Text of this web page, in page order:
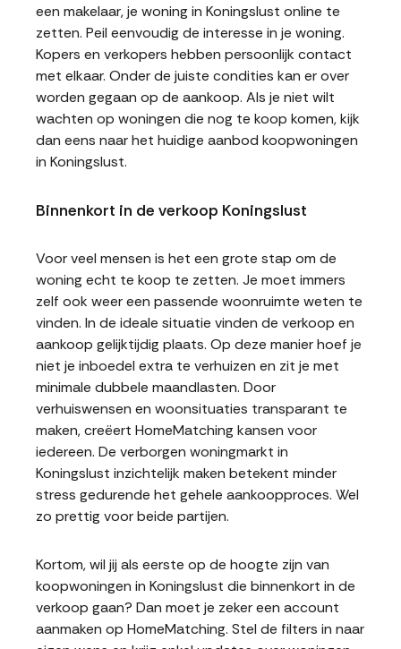
een makelaar, je woning in Koningslust online te
zetten. Peil eenvoudig de interesse in je woning.
Kopers en verkopers hebben persoonlijk contact
met elkaar. Onder de juiste condities kan er over
worden gegaan op de aankoop. Als je niet wilt
wachten op woningen die nog te koop komen, kijk
dan eens naar het huidige aanbod koopwoningen
in Koningslust.
Binnenkort in de verkoop Koningslust
Voor veel mensen is het een grote stap om de
woning echt te koop te zetten. Je moet immers
zelf ook weer een passende woonruimte weten te
vinden. In de ideale situatie vinden de verkoop en
aankoop gelijktijdig plaats. Op deze manier hoef je
niet je inboedel extra te verhuizen en zit je met
minimale dubbele maandlasten. Door
verhuiswensen en woonsituaties transparant te
maken, creëert HomeMatching kansen voor
iedereen. De verborgen woningmarkt in
Koningslust inzichtelijk maken betekent minder
stress gedurende het gehele aankoopproces. Wel
zo prettig voor beide partijen.
Kortom, wil jij als eerste op de hoogte zijn van
koopwoningen in Koningslust die binnenkort in de
verkoop gaan? Dan moet je zeker een account
aanmaken op HomeMatching. Stel de filters in naar